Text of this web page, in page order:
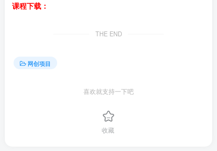
课程下载：
THE END
网创项目
喜欢就支持一下吧
收藏